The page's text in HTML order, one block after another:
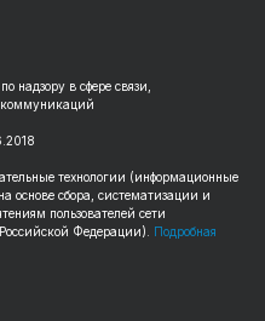
надзору в сфере связи,
коммуникаций
технологии (информационные
основе сбора, систематизации и
пользователей сети
Федерации). Подробная